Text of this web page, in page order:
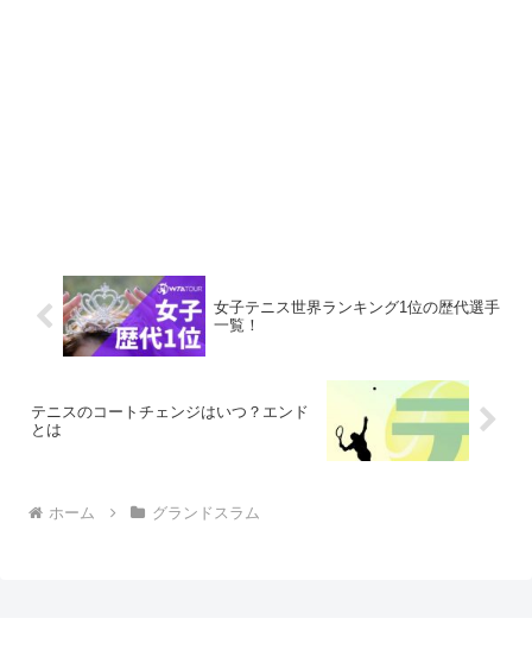
女子テニス世界ランキング1位の歴代選手
一覧！
テニスのコートチェンジはいつ？エンド
とは
ホーム グランドスラム